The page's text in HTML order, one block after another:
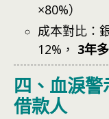
×80%）
成本對比：
12%， 3年
四、血淚
借款人